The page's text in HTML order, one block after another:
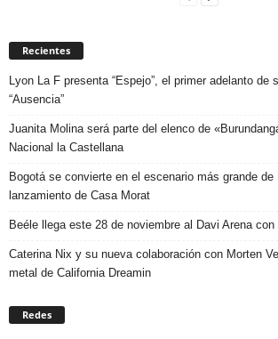
Recientes
Lyon La F presenta “Espejo”, el primer adelanto de
“Ausencia”
Juanita Molina será parte del elenco de
Nacional la Castellana
Bogotá se convierte en el escenario más grande de
lanzamiento de Casa Morat
Beéle llega este 28 de noviembre al Davi Arena con
Caterina Nix y su nueva colaboración con Morten
metal de California Dreamin
Redes